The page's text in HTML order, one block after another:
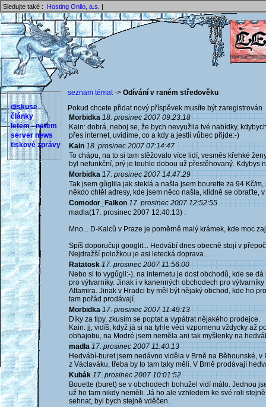
Sledujte také : Hosting Onlio, a.s. |
diskuse
články
letem - netem
server news
tiskové zprávy
seznam témat-> Odívání v raném středověku
Pokud chcete přidat nový příspěvek musíte být
Morbidka 18. prosinec 2007 09:23:18
Kain: dobrá, neboj se, že bych nevyužila tvé nabídky,
přes internet, uvidíme, co a kdy a jestli vůbec přijde:-)
Kain 18. prosinec 2007 07:14:47
To chápu, na to si tam stěžovalo více lidí, vesměs křehké
byl nefunkční, prý je touhle dobou už přestěhovaný. Kdybys
Morbidka 17. prosinec 2007 14:47:29
Tak jsem gůglila jak steklá a našla jsem bourette za 94 Kč/
někdo chtěl adresy, kde jsem něco našla, klidně se obraťte,
Comodor_Falkon 17. prosinec 2007 12:52:55
madla(17. prosinec 2007 12:40:13) :
Mno... D-Kalců v Praze je poměrně malý krámek, kde moc
Spíš doporučuji googlit... Hedvábí dnes obecně stojí v
Nejdražší položkou je asi letecká doprava...
Ratatosk 17. prosinec 2007 11:56:00
Nebo si to vygůgli:-), na internetu je dost obchodů, kde se
pro výtvarníky. Jinak i v kanenných obchodech pro
Altamira. Jinak v Hradci by měl být nějaký obchod, kde ho
tam pořád prodávají.
Morbidka 17. prosinec 2007 11:49:13
Díky za tipy, zkusím se poptat a vypátrat nějakého prodejce.
Kain: jj, vidíš, když já si na tyhle věci vzpomenu vždycky až
obhajobu, na Modré jsem neměla ani tak myšlenky na
madla 17. prosinec 2007 11:40:13
Hedvábí-buret jsem nedávno viděla v Brně na Běhounské,
z Václaváku, třeba by to tam taky měli. V Brně prodávají
Kubák 17. prosinec 2007 10:01:52
Bouette (buret) se v obchodech bohužel vidí málo. Jednou
už ho tam nikdy neměli. Já ho ale vzhledem ke své roli
sehnat, byl bych stejně vděčen.